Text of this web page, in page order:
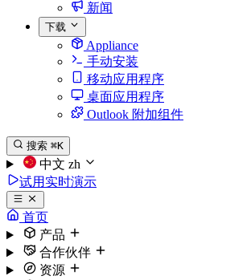
新闻
下载
Appliance
手动安装
移动应用程序
桌面应用程序
Outlook 附加组件
搜索 ⌘K
中文 zh
试用实时演示
首页
产品
合作伙伴
资源